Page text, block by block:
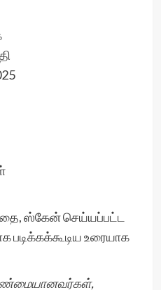
ஸ்கேன் செய்யப்பட்ட
படிக்கக்கூடிய உரையாக